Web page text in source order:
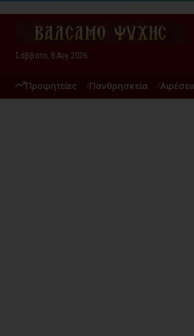
Σάββατο, 8 Αυγ 2026
Προφητείες Πανθρησκεία